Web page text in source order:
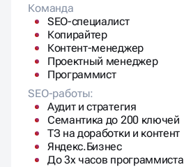
Команда
SEO-специалист
Копирайтер
Контент-менеджер
Проектный менеджер
Программист
SEO-работы:
Аудит и стратегия
Семантика до 200 ключей
ТЗ на доработки и контент
Яндекс.Бизнес
До 3х часов программиста